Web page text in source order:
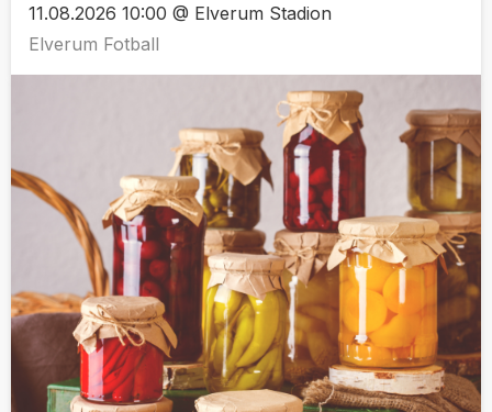
11.08.2026 10:00 @ Elverum Stadion
Elverum Fotball